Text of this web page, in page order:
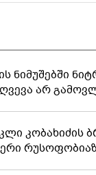
ნიმუშებში
არ
კობახიძის